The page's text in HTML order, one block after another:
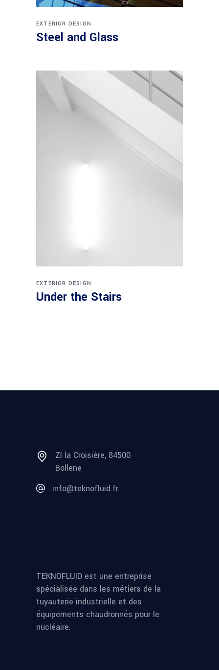
EXTERIOR DESIGN
Steel and Glass
EXTERIOR DESIGN
Under the Stairs
ZI la Croisière, 84500
Bollene
info@teknofluid.fr
TEKNOFLUID est une entreprise
spécialisée dans les métiers de la
tuyauterie industrielle et des
équipements chaudronnés pour le
nucléaire.